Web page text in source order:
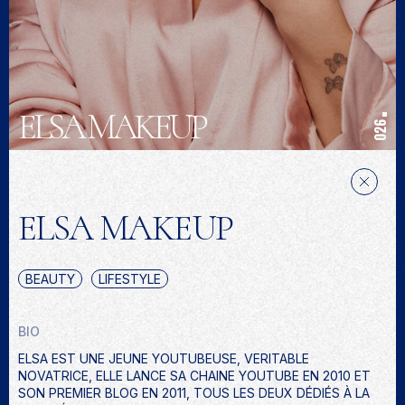
026
ELSA MAKEUP
ELSA MAKEUP
BEAUTY LIFESTYLE
BIO
ELSA EST UNE JEUNE YOUTUBEUSE, VERITABLE
NOVATRICE, ELLE LANCE SA CHAINE YOUTUBE EN 2010 ET
SON PREMIER BLOG EN 2011, TOUS LES DEUX DÉDIÉS À LA